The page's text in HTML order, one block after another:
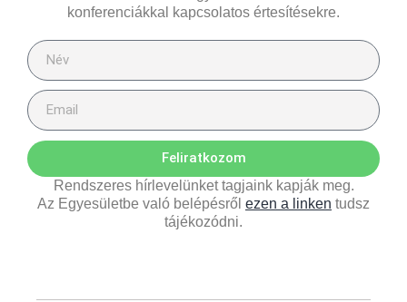
konferenciákkal kapcsolatos értesítésekre.
Feliratkozom
Rendszeres hírlevelünket tagjaink kapják meg.
Az Egyesületbe való belépésről ezen a linken tudsz
tájékozódni.